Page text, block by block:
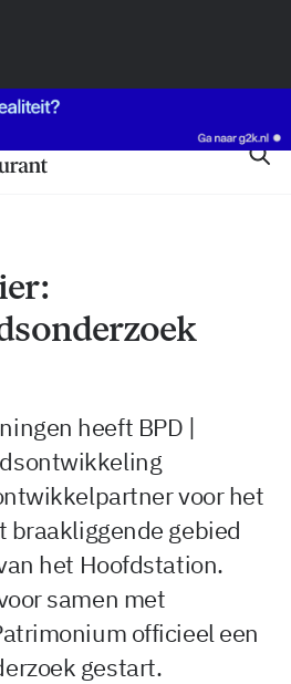
heeft BPD |
voor het
braakliggende gebied
het Hoofdstation.
samen met
officieel een
gestart.